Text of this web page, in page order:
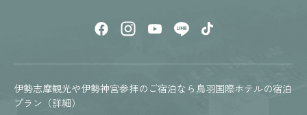
伊勢志摩観光や伊勢神宮参拝のご宿泊なら鳥羽国際ホテルの宿泊
プラン（詳細）